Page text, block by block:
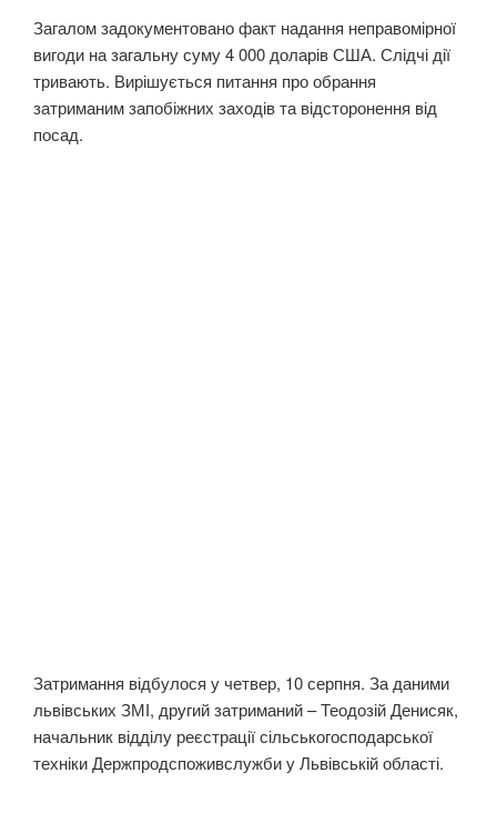
Загалом задокументовано факт надання неправомірної
вигоди на загальну суму 4 000 доларів США. Слідчі дії
тривають. Вирішується питання про обрання
затриманим запобіжних заходів та відсторонення від
посад.
Затримання відбулося у четвер, 10 серпня. За даними
львівських ЗМІ, другий затриманий – Теодозій Денисяк,
начальник відділу реєстрації сільськогосподарської
техніки Держпродспоживслужби у Львівській області.